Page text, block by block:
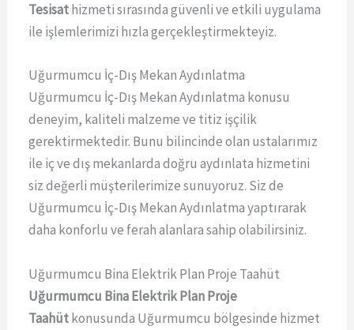
Tesisathizmeti sırasında güvenli ve etkili uygulama
ile işlemlerimizi hızla gerçekleştirmekteyiz.
Uğurmumcu İç-Dış Mekan Aydınlatma
Uğurmumcu İç-Dış Mekan Aydınlatma konusu
deneyim, kaliteli malzeme ve titiz işçilik
gerektirmektedir. Bunu bilincinde olan ustalarımız
ile iç ve dış mekanlarda doğru aydınlata hizmetini
siz değerli müşterilerimize sunuyoruz. Siz de
Uğurmumcu İç-Dış Mekan Aydınlatma yaptırarak
daha konforlu ve ferah alanlara sahip olabilirsiniz.
Uğurmumcu Bina Elektrik Plan Proje Taahüt
Uğurmumcu Bina Elektrik Plan Proje
Taahütkonusunda Uğurmumcu bölgesinde hizmet